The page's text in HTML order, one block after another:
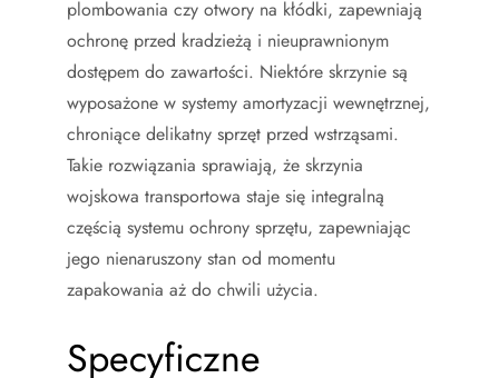
plombowania czy otwory na kłódki, zapewniają
ochronę przed kradzieżą i nieuprawnionym
dostępem do zawartości. Niektóre skrzynie są
wyposażone w systemy amortyzacji wewnętrznej,
chroniące delikatny sprzęt przed wstrząsami.
Takie rozwiązania sprawiają, że skrzynia
wojskowa transportowa staje się integralną
częścią systemu ochrony sprzętu, zapewniając
jego nienaruszony stan od momentu
zapakowania aż do chwili użycia.
Specyficzne